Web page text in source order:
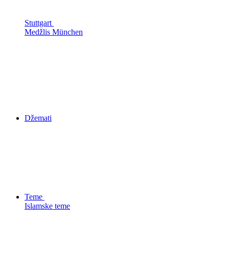
Stuttgart
Medžlis München
Džemati
Teme
Islamske teme